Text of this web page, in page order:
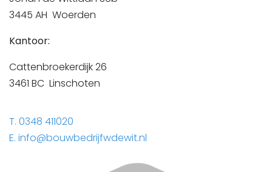
3445 AH Woerden
Kantoor:
Cattenbroekerdijk 26
3461 BC Linschoten
T. 0348 411020
E. info@bouwbedrijfwdewit.nl